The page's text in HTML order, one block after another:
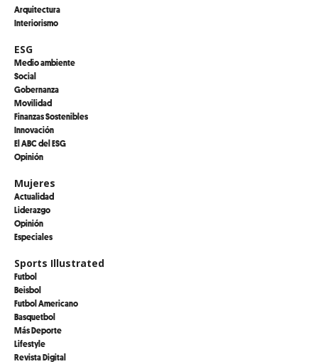
Arquitectura
Interiorismo
ESG
Medio ambiente
Social
Gobernanza
Movilidad
Finanzas Sostenibles
Innovación
El ABC del ESG
Opinión
Mujeres
Actualidad
Liderazgo
Opinión
Especiales
Sports Illustrated
Futbol
Beisbol
Futbol Americano
Basquetbol
Más Deporte
Lifestyle
Revista Digital